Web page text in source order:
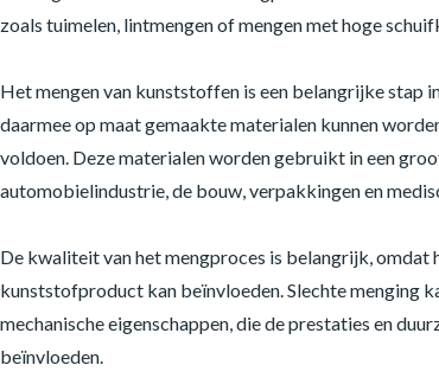
zoals tuimelen, lintmengen of mengen met hoge
Het mengen van kunststoffen is een belangrijke
daarmee op maat gemaakte materialen kunnen
voldoen. Deze materialen worden gebruikt in een
automobielindustrie, de bouw, verpakkingen en
De kwaliteit van het mengproces is belangrijk, omdat
kunststofproduct kan beïnvloeden. Slechte menging
mechanische eigenschappen, die de prestaties en
beïnvloeden.